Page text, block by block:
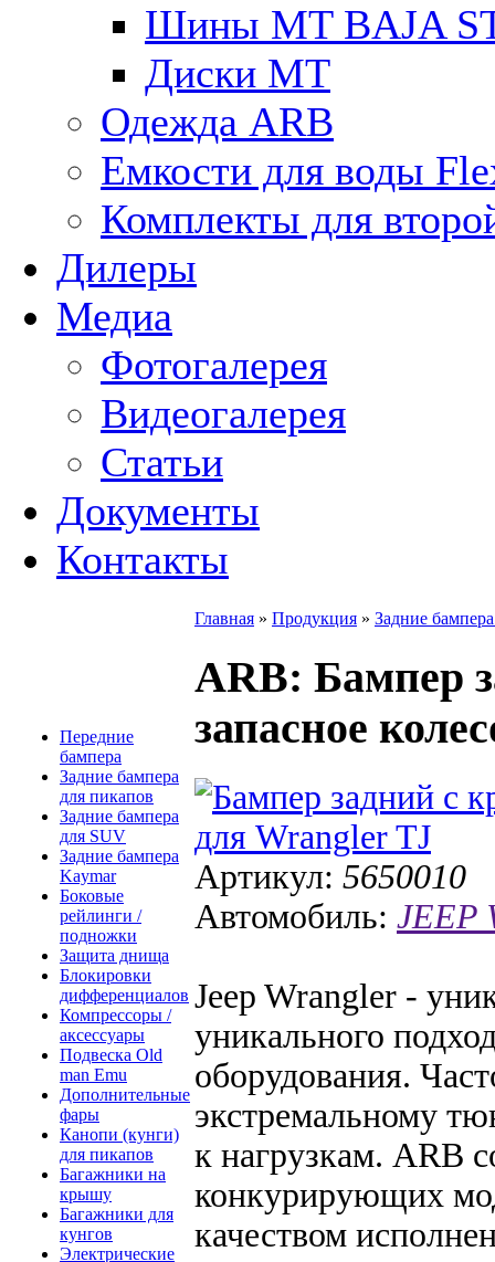
Шины MT BAJA
Диски MT
Одежда ARB
Емкости для воды
Комплекты для
Дилеры
Медиа
Фотогалерея
Видеогалерея
Статьи
Документы
Контакты
Передние
бампера
Задние бампера
для пикапов
Задние бампера
для SUV
Задние бампера
Kaymar
Боковые
рейлинги /
подножки
Защита днища
Блокировки
дифференциалов
Компрессоры /
аксессуары
Подвеска Old
man Emu
Дополнительные
фары
Канопи (кунги)
для пикапов
Багажники на
крышу
Багажники для
кунгов
Электрические
Главная » Продукция » Задние
ARB: Бампер
запасное
Артикул: 5650010
Автомобиль: JEEP
Jeep Wrangler -
уникального
оборудования.
экстремальному
к нагрузкам. ARB
конкурирующих
качеством